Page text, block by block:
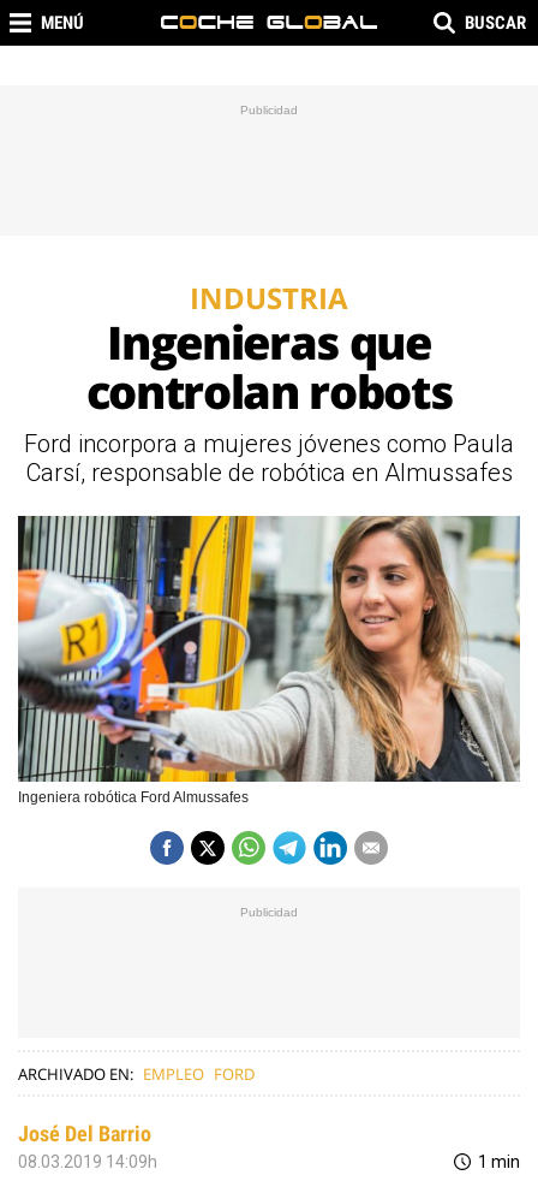
MENÚ BUSCAR
INDUSTRIA
Ingenieras que
controlan robots
Ford incorpora a mujeres jóvenes como Paula
Carsí, responsable de robótica en Almussafes
Ingeniera robótica Ford Almussafes
ARCHIVADO EN: EMPLEO FORD
José Del Barrio
08.03.2019 14:09h 1 min